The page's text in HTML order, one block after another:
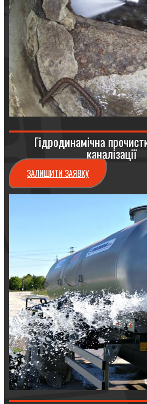
Гідродинамічна
каналізації
ЗАЛИШИТИ ЗАЯВКУ